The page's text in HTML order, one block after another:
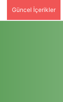
Güncel İçerikler